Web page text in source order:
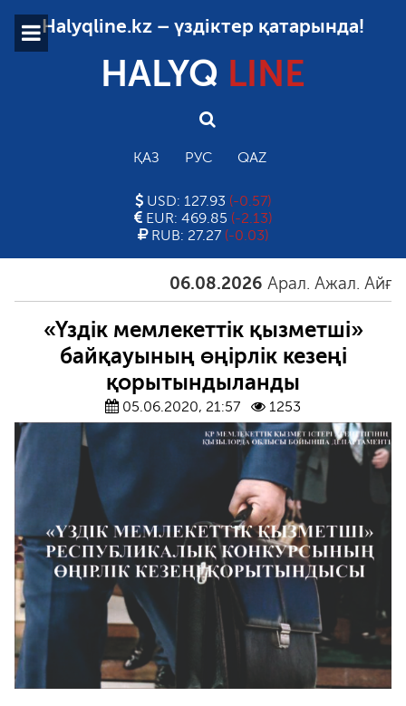
Halyqline.kz – үздіктер қатарында!
HALYQ LINE
ҚАЗ РУС QAZ
USD: 127.93 (-0.57)
EUR: 469.85 (-2.13)
RUB: 27.27 (-0.03)
06.08.2026 Арал. Ажал. Айғақ
«Үздік мемлекеттік қызметші»
байқауының өңірлік кезеңі
қорытындыланды
05.06.2020, 21:57 1253